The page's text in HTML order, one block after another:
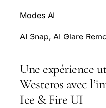
Modes AI
AI Snap, AI Glare
Une expérience
Westeros avec
Ice & Fire UI